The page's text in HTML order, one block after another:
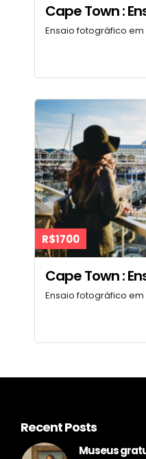
Cape Town :
Ensaio fotográfico em
R$1700
Cape Town :
Ensaio fotográfico em
Recent Posts
Museus